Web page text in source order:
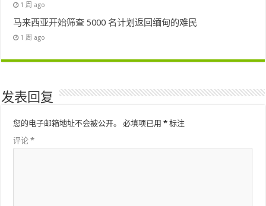
1 周 ago
马来西亚开始筛查 5000 名计划返回缅甸的难民
1 周 ago
发表回复
您的电子邮箱地址不会被公开。 必填项已用* 标注
评论*